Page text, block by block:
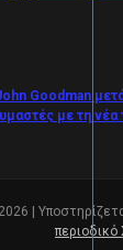
Goodman
με τη νέα
|
περιοδικό